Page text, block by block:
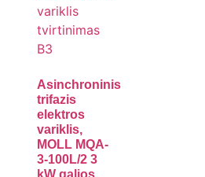
Asinchroninis
trifazis
elektros
variklis,
MOLL MQA-
3-100L/2 3
kW galios,